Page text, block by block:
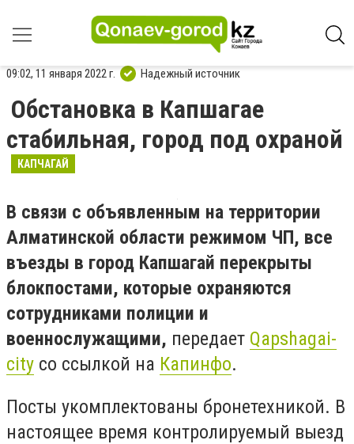
09:02, 11 января 2022 г. Надежный источник
Обстановка в Капшагае
стабильная, город под охраной
КАПЧАГАЙ
В связи с объявленным на территории
Алматинской области режимом ЧП, все
въезды в город Капшагай перекрыты
блокпостами, которые охраняются
сотрудниками полиции и
военнослужащими, передает Qapshagai-
city со ссылкой на Капинфо.
Посты укомплектованы бронетехникой. В
настоящее время контролируемый выезд